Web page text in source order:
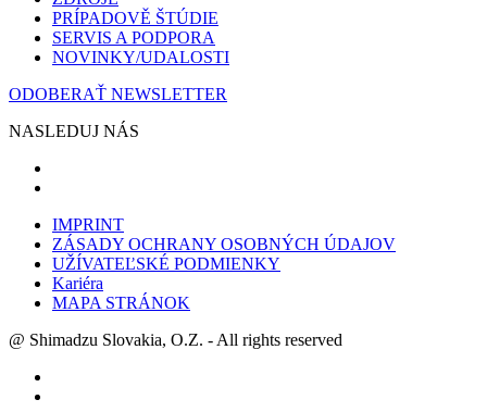
PRÍPADOVĚ ŠTÚDIE
SERVIS A PODPORA
NOVINKY/UDALOSTI
ODOBERAŤ NEWSLETTER
NASLEDUJ NÁS
IMPRINT
ZÁSADY OCHRANY OSOBNÝCH ÚDAJOV
UŽÍVATEĽSKÉ PODMIENKY
Kariéra
MAPA STRÁNOK
@ Shimadzu Slovakia, O.Z. - All rights reserved